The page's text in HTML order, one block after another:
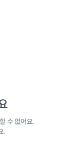
수 없어요.
.